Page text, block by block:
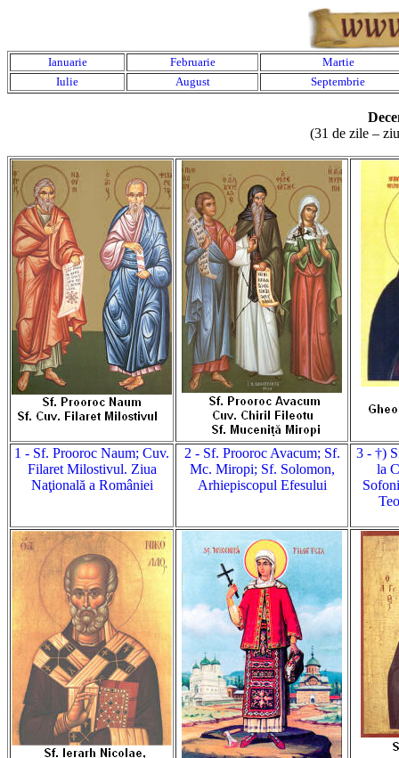
Ianuarie Februarie
Martie
Iulie
August Septembrie
(31 de zile –
1 - Sf. Prooroc Naum; Cuv.
Filaret Milostivul. Ziua
Naţională a României
2 - Sf. Prooroc Avacum; Sf.
Mc. Miropi; Sf. Solomon,
Arhiepiscopul Efesului
3 - †)
la